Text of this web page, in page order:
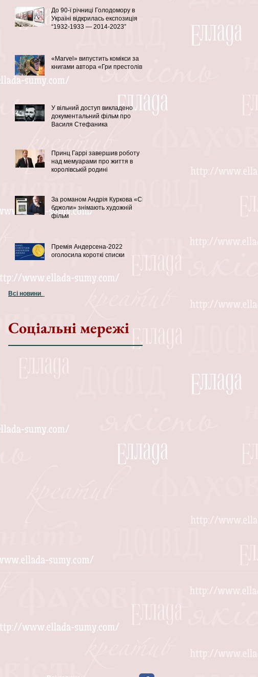
До 90-ї річниці Голодомору в
Україні відкрилась експозиція
“1932-1933 — 2014-2023”
«Marvel» випустить комікси за
книгами автора «Гри престолів»
У вільний доступ викладено
документальний фільм про
Василя Стефаника
Принц Гаррі завершив роботу
над мемуарами про життя в
королівській родині
За романом Андрія Куркова «Сірі
бджоли» знімають художній
фільм
Премія Андерсена-2022
оголосила короткі списки
Всі новини
Соціальні мережі